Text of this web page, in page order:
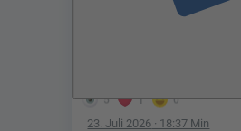
5 1 0
23. Juli 2026 · 18:37 Min